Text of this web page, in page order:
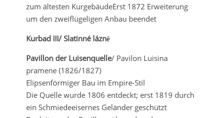
zum ältesten KurgebäudeErst 1872 Erweiterung
um den zweiflügeligen Anbau beendet
Kurbad III/ Slatinné lázně
Pavillon der Luisenquelle/ Pavilon Luisina
pramene (1826/1827)
Elipsenförmiger Bau im Empire-Stil
Die Quelle wurde 1806 entdeckt; erst 1819 durch
ein Schmiedeeisernes Geländer geschützt